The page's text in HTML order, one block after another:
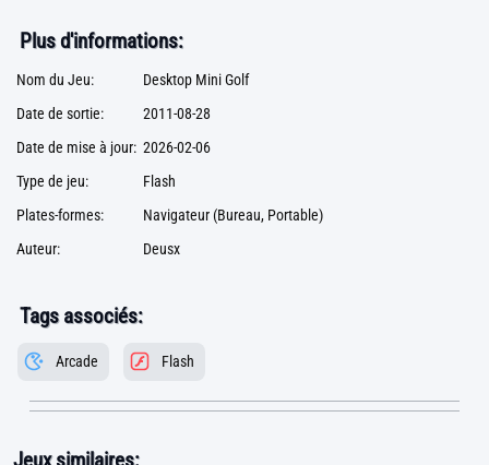
Plus d'informations:
Nom du Jeu:
Desktop Mini Golf
Date de sortie:
2011-08-28
Date de mise à jour: 2026-02-06
Type de jeu:
Flash
Plates-formes:
Navigateur (Bureau, Portable)
Auteur:
Deusx
Tags associés:
Arcade Flash
Jeux similaires: